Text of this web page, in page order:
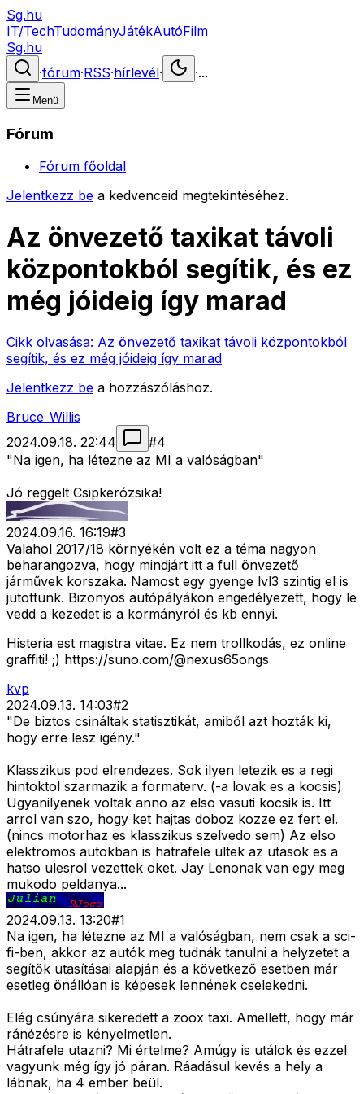
Sg.hu
IT/TechTudományJátékAutóFilm
Sg.hu
·fórum·RSS·hírlevél· ·...
Menü
Fórum
Fórum főoldal
Jelentkezz be a kedvenceid megtekintéséhez.
Az önvezető taxikat távoli
központokból segítik, és ez
még jóideig így marad
Cikk olvasása: Az önvezető taxikat távoli központokból
segítik, és ez még jóideig így marad
Jelentkezz be a hozzászóláshoz.
Bruce_Willis
2024.09.18. 22:44
#4
"Na igen, ha létezne az MI a valóságban"
Jó reggelt Csipkerózsika!
2024.09.16. 16:19#3
Valahol 2017/18 környékén volt ez a téma nagyon
beharangozva, hogy mindjárt itt a full önvezető
járművek korszaka. Namost egy gyenge lvl3 szintig el is
jutottunk. Bizonyos autópályákon engedélyezett, hogy le
vedd a kezedet is a kormányról és kb ennyi.
Histeria est magistra vitae. Ez nem trollkodás, ez online
graffiti! ;) https://suno.com/@nexus65ongs
kvp
2024.09.13. 14:03#2
"De biztos csináltak statisztikát, amiből azt hozták ki,
hogy erre lesz igény."
Klasszikus pod elrendezes. Sok ilyen letezik es a regi
hintoktol szarmazik a formaterv. (-a lovak es a kocsis)
Ugyanilyenek voltak anno az elso vasuti kocsik is. Itt
arrol van szo, hogy ket hajtas doboz kozze ez fert el.
(nincs motorhaz es klasszikus szelvedo sem) Az elso
elektromos autokban is hatrafele ultek az utasok es a
hatso ulesrol vezettek oket. Jay Lenonak van egy meg
mukodo peldanya...
2024.09.13. 13:20#1
Na igen, ha létezne az MI a valóságban, nem csak a sci-
fi-ben, akkor az autók meg tudnák tanulni a helyzetet a
segítők utasításai alapján és a következő esetben már
esetleg önállóan is képesek lennének cselekedni.
Elég csúnyára sikeredett a zoox taxi. Amellett, hogy már
ránézésre is kényelmetlen.
Hátrafele utazni? Mi értelme? Amúgy is utálok és ezzel
vagyunk még így jó páran. Ráadásul kevés a hely a
lábnak, ha 4 ember beül.